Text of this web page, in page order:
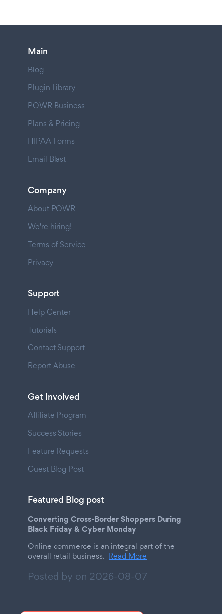
Main
Blog
Plugin Library
POWR Business
Plans & Pricing
HIPAA Forms
Email Blast
Company
About POWR
We're hiring!
Terms of Service
Privacy
Support
Help Center
Tutorials
Contact Support
Report Abuse
Get Involved
Affiliate Program
Success Stories
Feature Requests
Guest Blog Post
Featured Blog post
Converting Cross-Border Shoppers During
Black Friday & Cyber Monday
Online commerce is an integral part of the
overall retail business. Read More
Posted by on 2026-08-07